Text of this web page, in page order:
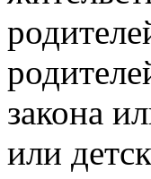
закона
или